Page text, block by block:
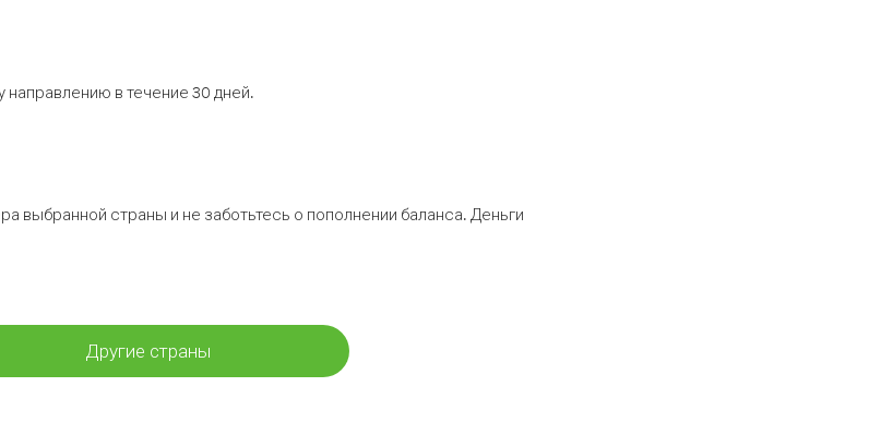
в течение 30 дней.
выбранной страны и не заботьтесь о пополнении баланса. Деньги
Другие страны